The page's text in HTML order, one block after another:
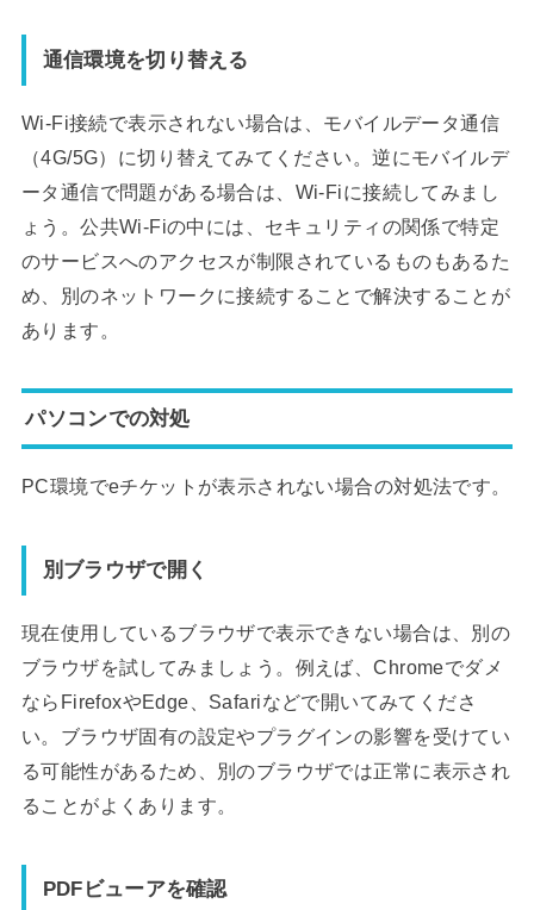
通信環境を切り替える
Wi-Fi接続で表示されない場合は、モバイルデータ通信
（4G/5G）に切り替えてみてください。逆にモバイルデ
ータ通信で問題がある場合は、Wi-Fiに接続してみまし
ょう。公共Wi-Fiの中には、セキュリティの関係で特定
のサービスへのアクセスが制限されているものもあるた
め、別のネットワークに接続することで解決することが
あります。
パソコンでの対処
PC環境でeチケットが表示されない場合の対処法です。
別ブラウザで開く
現在使用しているブラウザで表示できない場合は、別の
ブラウザを試してみましょう。例えば、Chromeでダメ
ならFirefoxやEdge、Safariなどで開いてみてくださ
い。ブラウザ固有の設定やプラグインの影響を受けてい
る可能性があるため、別のブラウザでは正常に表示され
ることがよくあります。
PDFビューアを確認